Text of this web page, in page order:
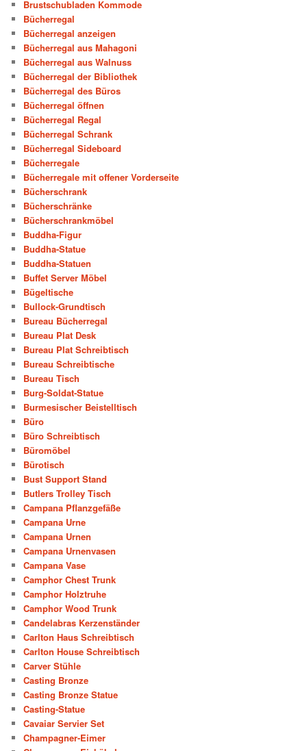
Brustschubladen Kommode
Bücherregal
Bücherregal anzeigen
Bücherregal aus Mahagoni
Bücherregal aus Walnuss
Bücherregal der Bibliothek
Bücherregal des Büros
Bücherregal öffnen
Bücherregal Regal
Bücherregal Schrank
Bücherregal Sideboard
Bücherregale
Bücherregale mit offener Vorderseite
Bücherschrank
Bücherschränke
Bücherschrankmöbel
Buddha-Figur
Buddha-Statue
Buddha-Statuen
Buffet Server Möbel
Bügeltische
Bullock-Grundtisch
Bureau Bücherregal
Bureau Plat Desk
Bureau Plat Schreibtisch
Bureau Schreibtische
Bureau Tisch
Burg-Soldat-Statue
Burmesischer Beistelltisch
Büro
Büro Schreibtisch
Büromöbel
Bürotisch
Bust Support Stand
Butlers Trolley Tisch
Campana Pflanzgefäße
Campana Urne
Campana Urnen
Campana Urnenvasen
Campana Vase
Camphor Chest Trunk
Camphor Holztruhe
Camphor Wood Trunk
Candelabras Kerzenständer
Carlton Haus Schreibtisch
Carlton House Schreibtisch
Carver Stühle
Casting Bronze
Casting Bronze Statue
Casting-Statue
Cavaiar Servier Set
Champagner-Eimer